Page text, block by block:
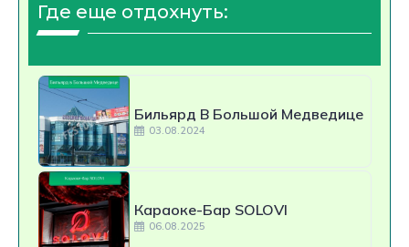
Где еще отдохнуть:
Бильярд В Большой Медведице
03.08.2024
Караоке-Бар SOLOVI
06.08.2025